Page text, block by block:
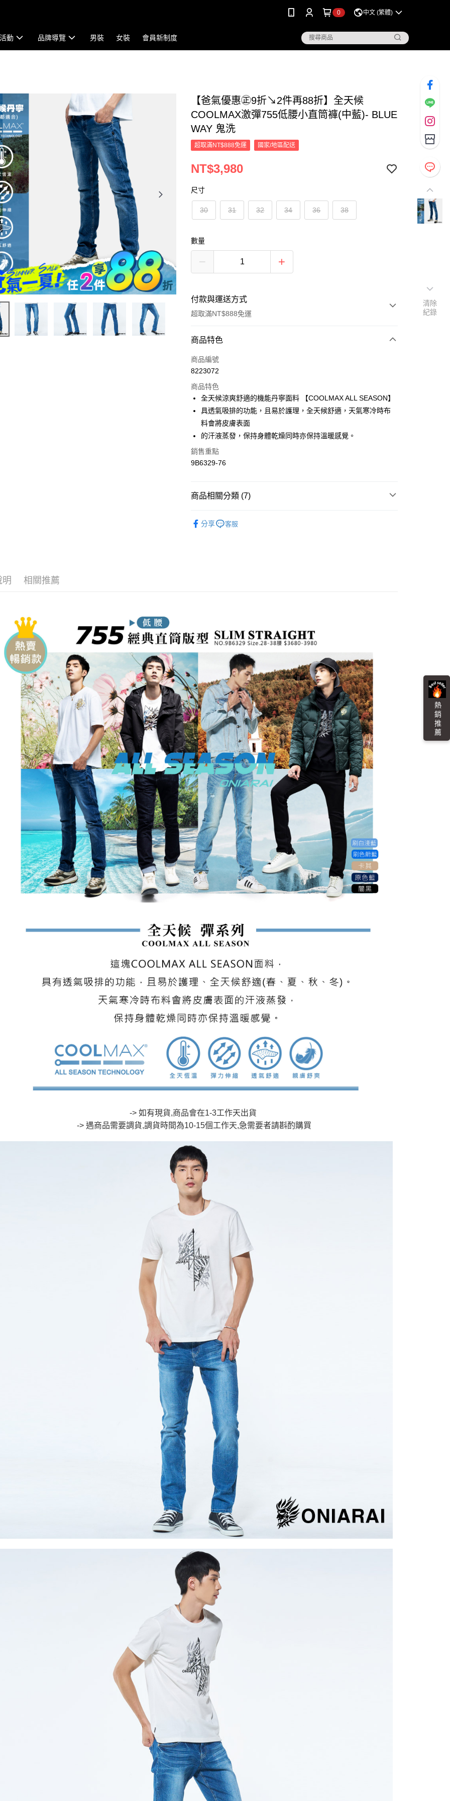
熱 銷 推 薦
0 中文 (繁體)
動 品牌導覽 男裝 女裝 會員新制度
【爸氣優惠㊣9折↘2件再88折】全天候
COOLMAX激彈755低腰小直筒褲(中藍)- BLUE
WAY 鬼洗
超取滿NT$888免運 國家/地區配送
NT$3,980
尺寸
30 31 32 34 36 38
數量
付款與運送方式
超取滿NT$888免運
付款方式
信用卡一次付款
LINE Pay
Apple Pay
街口支付
悠遊付
相關說明
【大哥付你分期使用說明】
2.透過簡訊連結打開帳單後，可選擇「超商條碼／台灣大直營門市／銀行轉
帳／街口支付／iPASS MONEY」等通路繳費。
【注意事項】
1.本服務係由「台灣大哥大股份有限公司」（以下簡稱本公司）所提供，讓
用戶於交易時，得透過本服務購買商品或服務，並由商店將買賣／分期付
款買賣價金債權讓與本公司後，依約使用本公司帳單繳交帳款。
2.基於同意付款使用「大哥付你分期」之契約關係目的，商店將以您的個人
資料（包含姓名、電話或地址）提供予台灣大哥大進項蒐集、處理及利
用，由本公司與您本人進行分期帳單所需資料之確認、核對及更正。
3.完整用戶服務條款，請詳閱以下連結：https://oppay.tw/userRule
１．於結帳方式選擇「AFTEE先享後付」後，將跳轉至「AFTEE先享後
付」結帳頁面，進行簡訊認證並確認金額後，即可完成結帳。
２．訂單成立數日內，您將收到繳費通知簡訊。
３．收到繳費通知簡訊後14天內，點擊此簡訊中的連結，可透過四大超商
／ATM／網路銀行／等多元方式進行付款，方視為交易完成。
※ 請注意：結帳手續完成當下不需立刻繳費，但若您需要取消訂單，請聯
絡購買商品的店家。未經商家同意取消之訂單仍視為有效，需透過AFTEE
先享後付繳納相關費用。
※ 交易是否成功請以「AFTEE先享後付 」之結帳頁面顯示為準，若有關於
是否繳費成功／繳費後需取消欲退款等相關疑問，請聯繫「AFTEE先享後
付客戶支援中心」https://netprotections.freshdesk.com/support/home
【注意事項】
１．透過由恩沛科技股份有限公司提供之「AFTEE先享後付」服務完成之
交易，需依本服務之必要範圍內提供個人資料，並將交易相關給付款項請
求債權轉讓予恩沛科技股份有限公司。
２．關於個人資料處理事宜，請瀏覽以下網址：
https://aftee.tw/terms/#terms3
３．未成年的使用者請事先徵得法定代理人或監護人之同意方可使用
「AFTEE先享後付」，若未經同意申辦者引起之損失，本公司不負相關責
任。
４．使用「AFTEE先享後付」時，將依據個別帳號之用戶狀況，依本公司
即時審查核予不同之上限額度；若仍有額度不足之情形，本公司將視審查
結果請求用戶進行身份認證。
５．嚴禁一人註冊多個帳號或使用他人資訊註冊。若發現惡意使用之情
形，恩沛科技股份有限公司將有權停止該用戶之使用額度並採取法律行
動。
每筆NT$80，滿NT$888(含以上)免運費
每筆NT$80，滿NT$888(含以上)免運費
萊爾富取貨付款
每筆NT$60，滿NT$3,000(含以上)免運費
付款後萊爾富取貨
每筆NT$60，滿NT$3,000(含以上)免運費
7-11取貨付款
每筆NT$80，滿NT$3,000(含以上)免運費
付款後7-11取貨
每筆NT$80，滿NT$3,000(含以上)免運費
宅配
每筆NT$100，滿NT$3,000(含以上)免運費
海外配送 查看運費
商品特色
商品編號
8223072
商品特色
全天候涼爽舒適的機能丹寧面料 【COOLMAX ALL SEASON】
具透氣吸排的功能，且易於護理，全天候舒適，天氣寒冷時布
料會將皮膚表面
的汗液蒸發，保持身體乾燥同時亦保持溫暖感覺。
銷售重點
9B6329-76
商品相關分類 (7)
分享 客服
明 相關推薦
-> 如有現貨,商品會在1-3工作天出貨
-> 遇商品需要調貨,調貨時間為10-15個工作天,急需要者請斟酌購買
清除
紀錄